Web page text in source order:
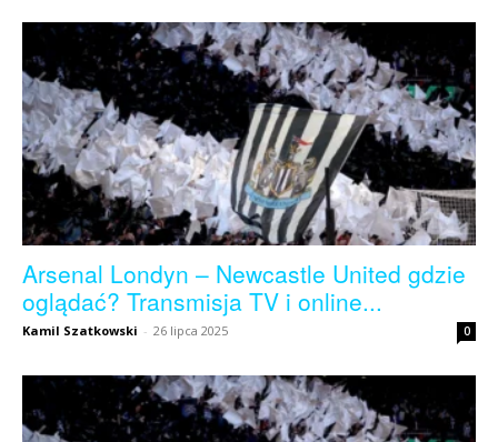
Arsenal Londyn – Newcastle United gdzie
oglądać? Transmisja TV i online...
Kamil Szatkowski - 26 lipca 2025 0